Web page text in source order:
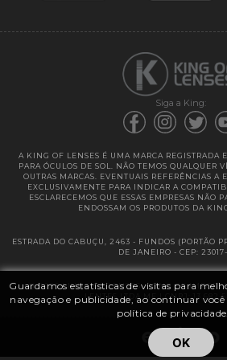
Guardamos estatísticas de visitas para
navegação e publicidade, ao continuar você
política de privacidade.
OK
Siga a King:
A KING OF LENSES É UMA MARCA REGISTRADA
PARA ÓCULOS DE SOL. NÃO TEMOS QUALQUER
OUTRAS MARCAS. EVENTUAIS REFERÊNCIAS A
EXCLUSIVAMENTE PARA INDICAR A
ESCLARECEMOS QUE ESSAS EMPRESAS NÃO
ENDOSSAM OS PRODUTOS DA
ESTRADA DO CABUÇU, 2463 - FUNDOS (PORTÃO
DE JANEIRO - CEP:
@ 2025 | KING OF LENSES - KING OF
LENTES LTDA ME | CNPJ: